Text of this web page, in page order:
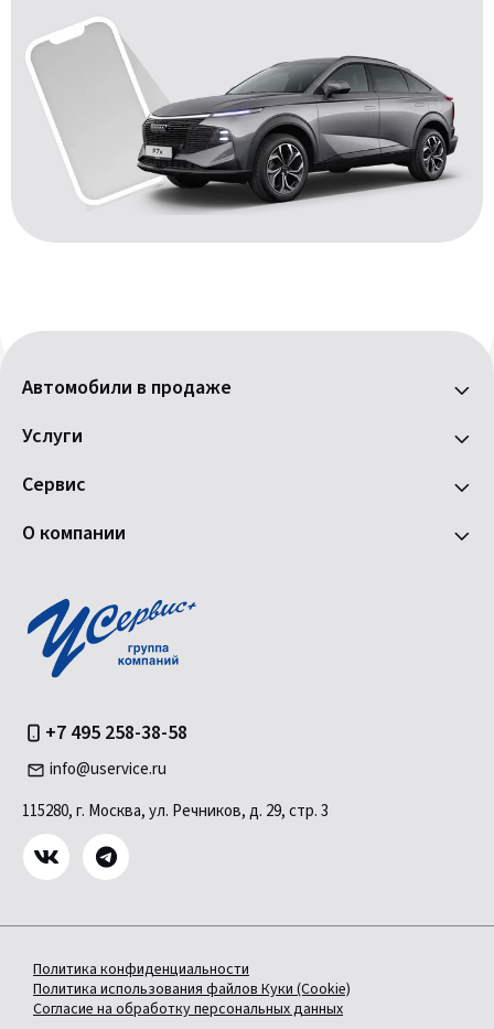
Автомобили в продаже
Услуги
Сервис
О компании
+7 495 258-38-58
info@uservice.ru
115280, г. Москва, ул. Речников, д. 29, стр. 3
Политика конфиденциальности
Политика использования файлов Куки (Cookie)
Согласие на обработку персональных данных